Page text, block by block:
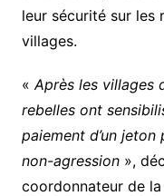
leur sécurité sur les
villages.
«Après les villages
rebelles ont
paiement d’un
non-agression»,
coordonnateur de la